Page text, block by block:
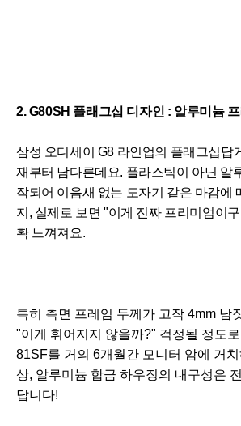
2. G80SH 플래그십 디자인 : 알루미늄
삼성 오디세이 G8 라인업의 플래그십답
재부터 남다른데요. 플라스틱이 아닌 알
작되어 이음새 없는 도자기 같은 마감에
지, 실제로 보면 "이게 진짜 프리미엄이
확 느껴져요.
특히 측면 프레임 두께가 고작 4mm 남
"이게 휘어지지 않을까?" 걱정될 정도
81SF를 거의 6개월간 모니터 암에 거
상, 알루미늄 합금 하우징의 내구성은
답니다!